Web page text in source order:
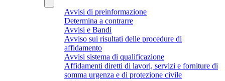
Avvisi di preinformazione
Determina a contrarre
Avvisi e Bandi
Avviso sui risultati delle procedure di
affidamento
Avvisi sistema di qualificazione
Affidamenti diretti di lavori, servizi e forniture di
somma urgenza e di protezione civile